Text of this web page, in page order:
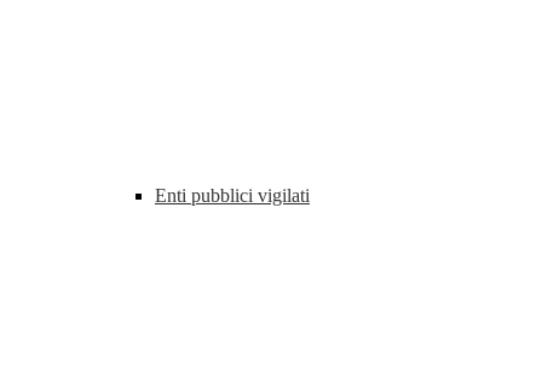
Enti pubblici vigilati